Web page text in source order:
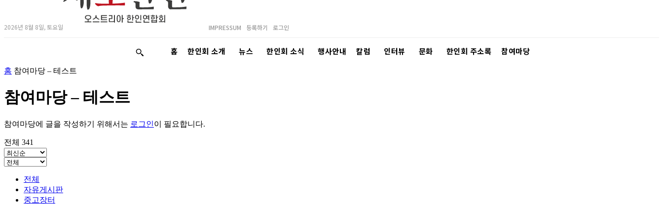
2026년 8월 8일, 토요일 IMPRESSUM 등록하기 로그인
홈 한인회 소개 뉴스 한인회 소식 행사안내 칼럼 인터뷰 문화 한인회 주소록 참여마당
홈 참여마당 – 테스트
참여마당 – 테스트
참여마당에 글을 작성하기 위해서는 로그인이 필요합니다.
전체 341
전체
자유게시판
중고장터